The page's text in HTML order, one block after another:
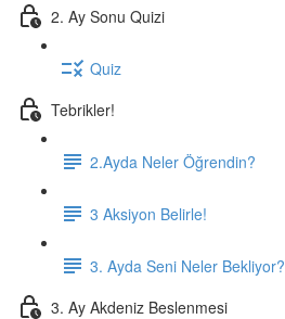
2. Ay Sonu Quizi
Quiz
Tebrikler!
2.Ayda Neler Öğrendin?
3 Aksiyon Belirle!
3. Ayda Seni Neler Bekliyor?
3. Ay Akdeniz Beslenmesi